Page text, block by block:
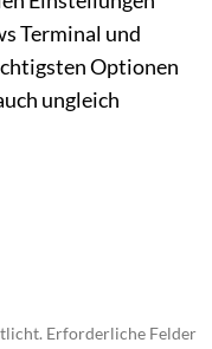
Terminal und
Optionen
ungleich
Erforderliche Felder